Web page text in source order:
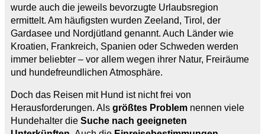
wurde auch die jeweils bevorzugte Urlaubsregion
ermittelt. Am häufigsten wurden Zeeland, Tirol, der
Gardasee und Nordjütland genannt. Auch Länder wie
Kroatien, Frankreich, Spanien oder Schweden werden
immer beliebter – vor allem wegen ihrer Natur, Freiräume
und hundefreundlichen Atmosphäre.
Doch das Reisen mit Hund ist nicht frei von
Herausforderungen. Als größtes Problem nennen viele
Hundehalter die Suche nach geeigneten